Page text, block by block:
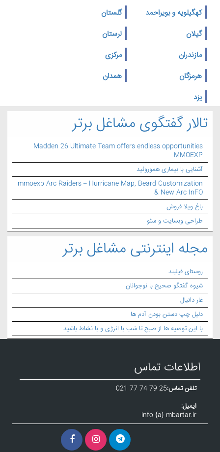
کهگیلویه و بویراحمد
گلستان
گیلان
لرستان
مازندران
مرکزی
هرمزگان
همدان
یزد
تالار گفتگوی مشاغل برتر
Madden 26 Ultimate Team offers endless opportunities
MMOEXP
آشنایی با بیماری هموروئید
mmoexp Arc Raiders – Hurricane Map, Beard Customization
& New Arc InFO
باغ ویلا فروش
طراحی وبسایت و سئو
مجله اینترنتی مشاغل برتر
روستای فیلبند
شیوه گفتگو صحیح با نوجوانان
غار دانیال
دلیل چپ دستن بودن آدم ها
با این توصیه ها از صبح تا شب با انرژی و با نشاط باشید
اطلاعات تماس
تلفن تماس:021 77 74 79 25
ایمیل:
info {a} mbartar.ir